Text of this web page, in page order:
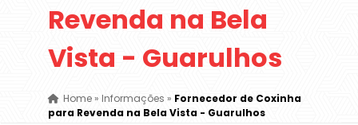
Revenda na Bela
Vista - Guarulhos
Home» Informações » Fornecedor de Coxinha
para Revenda na Bela Vista - Guarulhos